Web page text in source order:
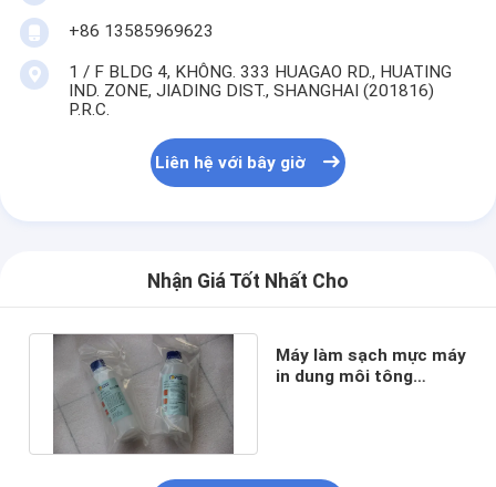
+86 13585969623
1 / F BLDG 4, KHÔNG. 333 HUAGAO RD., HUATING
IND. ZONE, JIADING DIST., SHANGHAI (201816)
P.R.C.
Liên hệ với bây giờ
Nhận Giá Tốt Nhất Cho
Máy làm sạch mực máy
in dung môi tông